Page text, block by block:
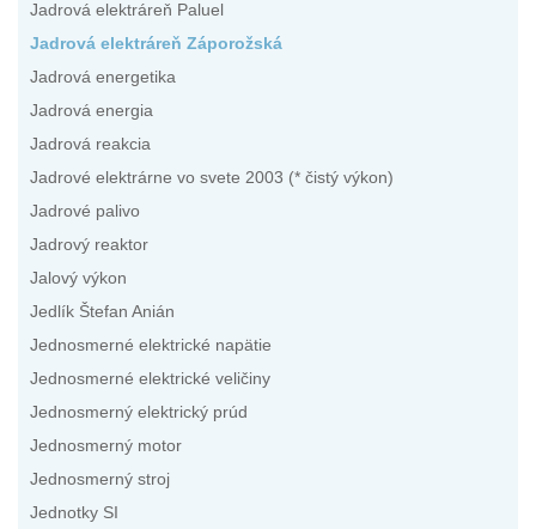
Jadrová elektráreň Paluel
Jadrová elektráreň Záporožská
Jadrová energetika
Jadrová energia
Jadrová reakcia
Jadrové elektrárne vo svete 2003 (* čistý výkon)
Jadrové palivo
Jadrový reaktor
Jalový výkon
Jedlík Štefan Anián
Jednosmerné elektrické napätie
Jednosmerné elektrické veličiny
Jednosmerný elektrický prúd
Jednosmerný motor
Jednosmerný stroj
Jednotky SI